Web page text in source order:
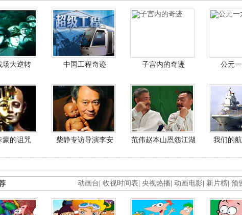
场大逆转 中国工程奇迹 子宫内的奇迹 公元
蒙的诅咒 柴静专访导演李安 范伟赵本山恩怨江湖 我们的
动画台 收视时间表 央视热播 动画电影 新片榜 预